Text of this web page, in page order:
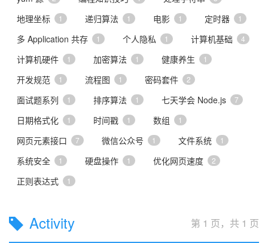
地理坐标 1 递归算法 1 电影 1 定时器 1
多 Application 共存 1 个人隐私 1 计算机基础 4
计算机硬件 1 加密算法 1 健康养生 1
开发规范 1 流程图 1 密码套件 2
面试题系列 1 排序算法 1 七天学会 Node.js 7
日期格式化 1 时间戳 1 数组 1
网页元素接口 7 微信公众号 1 文件系统 1
系统安全 1 硬盘操作 1 优化网页速度 2
正则表达式 1
Activity 第 1 页，共 1 页